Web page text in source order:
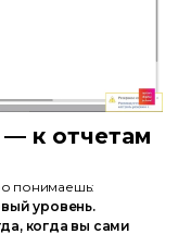
— к отчетам
понимаешь:
уровень.
когда вы сами